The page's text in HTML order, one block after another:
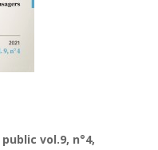
vol.9, n°4,